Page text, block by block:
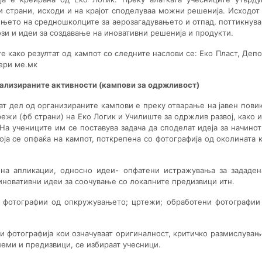
исходи и на крајот споделуваа можни решенија. Исходот
на средношколците за аерозагадувањето и отпад,
и идеи за создавање на иновативни решенија и продукти.
како резултат од кампот со следните насловисе: Еко Пласт,
ме.мк
активности (кампови за одржливост)
дел од организираните кампови е преку отварање на јавен
(фб страни) на Еко Логик и Училиште за одржлив развој, како
учениците им се поставува задача да споделат идеја за
се опфаќа на кампот, поткрепена со фотографија од околината
апликации, односно идеи- опфатени истражувања за
идеи за соочување со локалните предизвици итн.
од опкружувањето; цртежи; обработени
фотографија кои означуваат оригиналност, критичко
и предизвици, се избираат учесници.